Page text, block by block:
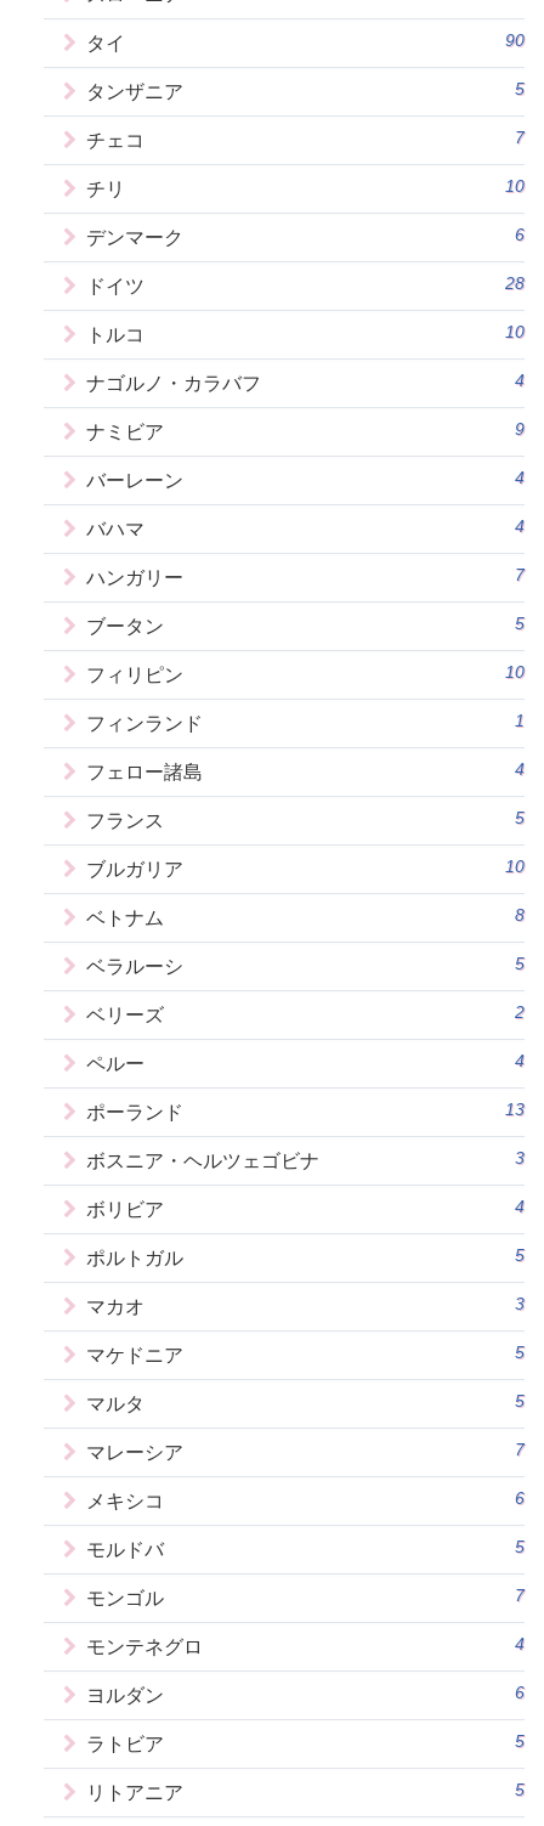
タイ 90
タンザニア 5
チェコ 7
チリ 10
デンマーク 6
ドイツ 28
トルコ 10
ナゴルノ・カラバフ 4
ナミビア 9
バーレーン 4
バハマ 4
ハンガリー 7
ブータン 5
フィリピン 10
フィンランド 1
フェロー諸島 4
フランス 5
ブルガリア 10
ベトナム 8
ベラルーシ 5
ベリーズ 2
ペルー 4
ポーランド 13
ボスニア・ヘルツェゴビナ 3
ボリビア 4
ポルトガル 5
マカオ 3
マケドニア 5
マルタ 5
マレーシア 7
メキシコ 6
モルドバ 5
モンゴル 7
モンテネグロ 4
ヨルダン 6
ラトビア 5
リトアニア 5